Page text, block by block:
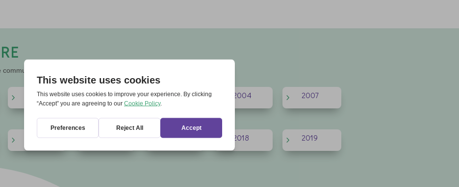
qui représentent les étapes d’un chemin commun.
5 2001 5 2002 5 2003 2004 5 2007
5 2012 2016 2017 5 2018 5 2019